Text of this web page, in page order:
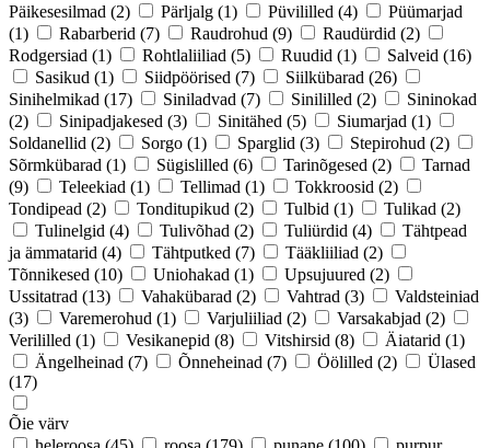
Päikesesilmad (2) Pärljalg (1) Püvililled (4)
Püümarjad
(1)
Rabarberid (7) Raudrohud (9) Raudürdid (2)
Rodgersiad (1) Rohtlaliiliad (5) Ruudid (1) Salveid (16)
Sasikud (1) Siidpöörised (7) Siilkübarad (26)
Sinihelmikad (17) Siniladvad (7) Sinililled (2)
Sininokad
(2)
Sinipadjakesed (3) Sinitähed (5) Siumarjad (1)
Soldanellid (2) Sorgo (1) Sparglid (3) Stepirohud (2)
Sõrmkübarad (1) Sügislilled (6) Tarinõgesed (2)
Tarnad
(9)
Teleekiad (1) Tellimad (1) Tokkroosid (2)
Tondipead (2) Tonditupikud (2) Tulbid (1) Tulikad (2)
Tulinelgid (4) Tulivõhad (2) Tuliürdid (4)
Tähtpead
ja ämmatarid (4) Tähtputked (7) Tääkliiliad (2)
Tõnnikesed (10) Uniohakad (1) Upsujuured (2)
Ussitatrad (13) Vahakübarad (2) Vahtrad (3)
Valdsteiniad
(3)
Varemerohud (1) Varjuliiliad (2) Varsakabjad (2)
Verililled (1) Vesikanepid (8) Vitshirsid (8) Äiatarid (1)
Ängelheinad (7) Õnneheinad (7) Öölilled (2)
Ülased
(17)
Õie värv